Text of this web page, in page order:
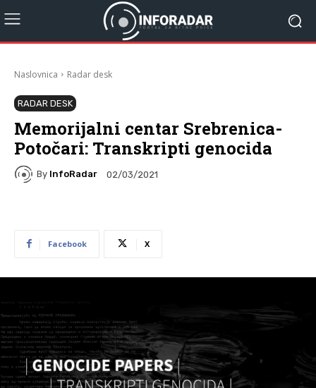
Naslovnica Radar desk
RADAR DESK
Memorijalni centar Srebrenica-
Potočari: Transkripti genocida
By InfoRadar 02/03/2021
Facebook X